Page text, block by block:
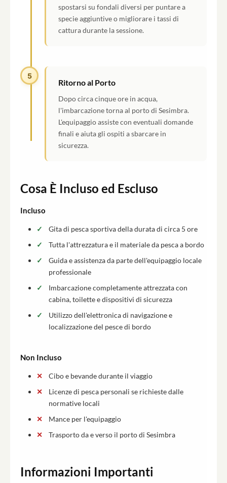
spostarsi su fondali diversi per puntare a
specie aggiuntive o migliorare i tassi di
cattura durante la sessione.
5
Ritorno al Porto
Dopo circa cinque ore in acqua,
l'imbarcazione torna al porto di Sesimbra.
L'equipaggio assiste con eventuali domande
finali e aiuta gli ospiti a sbarcare in
sicurezza.
Cosa È Incluso ed Escluso
Incluso
Gita di pesca sportiva della durata di circa 5 ore
Tutta l'attrezzatura e il materiale da pesca a bordo
Guida e assistenza da parte dell'equipaggio locale
professionale
Imbarcazione completamente attrezzata con
cabina, toilette e dispositivi di sicurezza
Utilizzo dell'elettronica di navigazione e
localizzazione del pesce di bordo
Non Incluso
Cibo e bevande durante il viaggio
Licenze di pesca personali se richieste dalle
normative locali
Mance per l'equipaggio
Trasporto da e verso il porto di Sesimbra
Informazioni Importanti